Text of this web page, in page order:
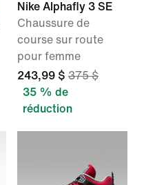
Nike Alphafly 3 SE
Chaussure de
course sur route
pour femme
243,99 $ 375 $
35 % de
réduction